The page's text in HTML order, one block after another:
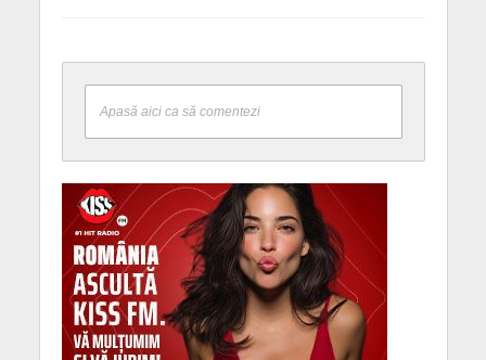
Apasă aici ca să comentezi